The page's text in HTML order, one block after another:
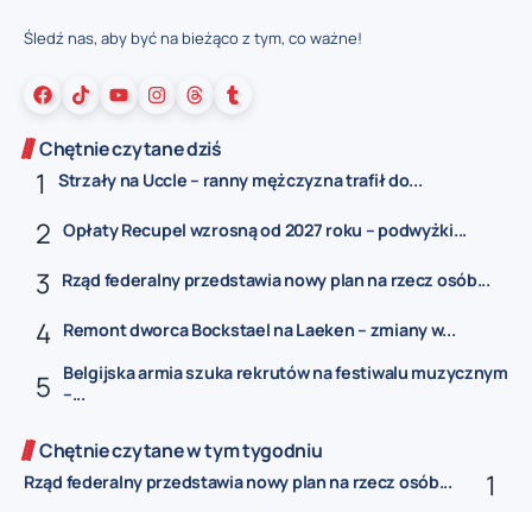
Śledź nas, aby być na bieżąco z tym, co ważne!
Chętnie czytane dziś
Strzały na Uccle – ranny mężczyzna trafił do...
Opłaty Recupel wzrosną od 2027 roku – podwyżki...
Rząd federalny przedstawia nowy plan na rzecz osób...
Remont dworca Bockstael na Laeken – zmiany w...
Belgijska armia szuka rekrutów na festiwalu muzycznym
–...
Chętnie czytane w tym tygodniu
Rząd federalny przedstawia nowy plan na rzecz osób...